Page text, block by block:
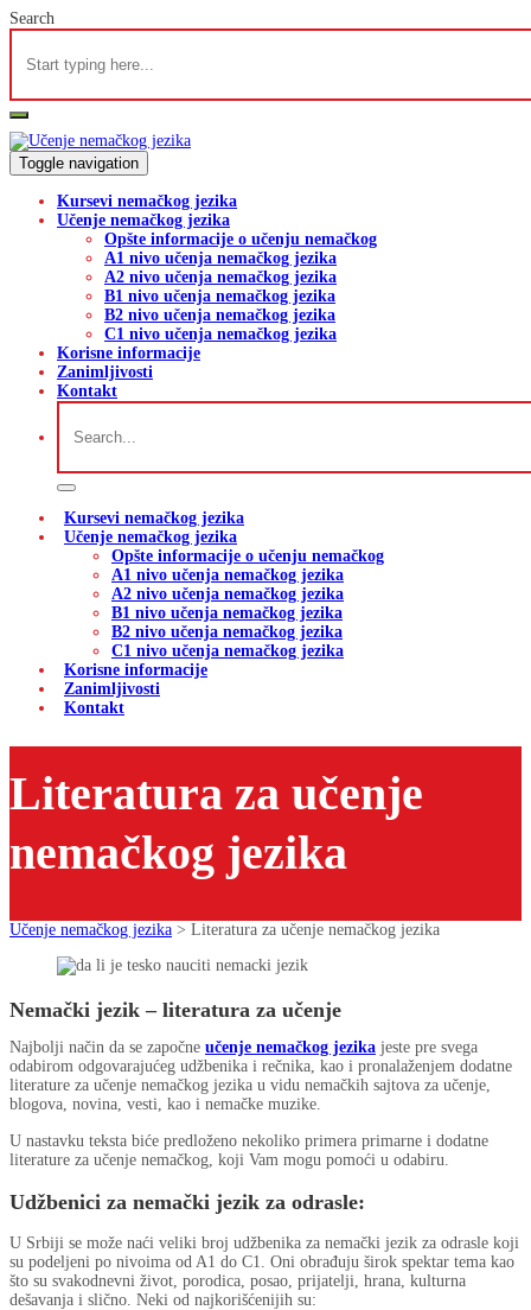
Search
Toggle navigation
Kursevi nemačkog jezika
Učenje nemačkog jezika
Opšte informacije o učenju nemačkog
A1 nivo učenja nemačkog jezika
A2 nivo učenja nemačkog jezika
B1 nivo učenja nemačkog jezika
B2 nivo učenja nemačkog jezika
C1 nivo učenja nemačkog jezika
Korisne informacije
Zanimljivosti
Kontakt
Kursevi nemačkog jezika
Učenje nemačkog jezika
Opšte informacije o učenju nemačkog
A1 nivo učenja nemačkog jezika
A2 nivo učenja nemačkog jezika
B1 nivo učenja nemačkog jezika
B2 nivo učenja nemačkog jezika
C1 nivo učenja nemačkog jezika
Korisne informacije
Zanimljivosti
Kontakt
Literatura za učenje
nemačkog jezika
Učenje nemačkog jezika > Literatura za učenje nemačkog jezika
Nemački jezik – literatura za učenje
Najbolji način da se započne učenje nemačkog jezika jeste pre svega
odabirom odgovarajućeg udžbenika i rečnika, kao i pronalaženjem dodatne
literature za učenje nemačkog jezika u vidu nemačkih sajtova za učenje,
blogova, novina, vesti, kao i nemačke muzike.
U nastavku teksta biće predloženo nekoliko primera primarne i dodatne
literature za učenje nemačkog, koji Vam mogu pomoći u odabiru.
Udžbenici za nemački jezik za odrasle:
U Srbiji se može naći veliki broj udžbenika za nemački jezik za odrasle koji
su podeljeni po nivoima od A1 do C1. Oni obrađuju širok spektar tema kao
što su svakodnevni život, porodica, posao, prijatelji, hrana, kulturna
dešavanja i slično. Neki od najkorišćenijih su: